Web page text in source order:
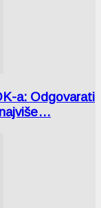
a: Odgovarati